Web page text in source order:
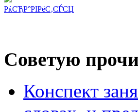
РќСЂР°РІРёС‚СЃСЏ
Советую
Конспект